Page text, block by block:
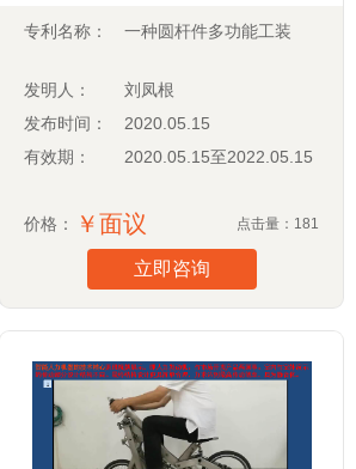
专利名称： 一种圆杆件多功能工装
发明人：
刘凤根
发布时间：
2020.05.15
有效期：
2020.05.15至2022.05.15
价格： ￥面议 点击量：181
立即咨询